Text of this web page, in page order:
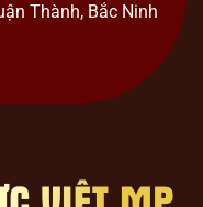
Thành, Bắc Ninh